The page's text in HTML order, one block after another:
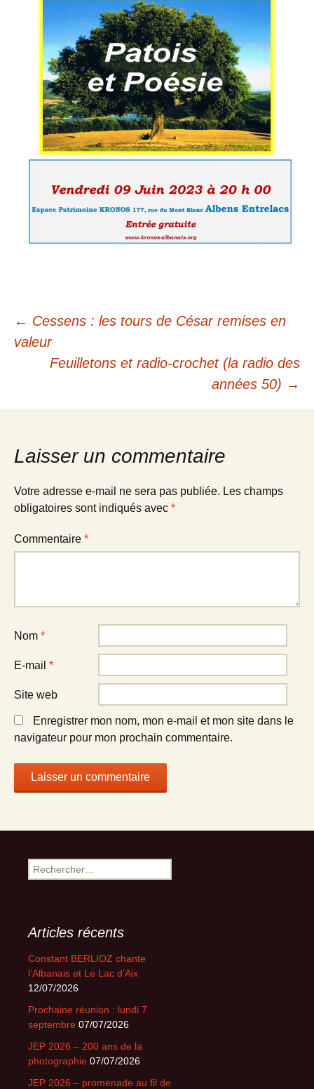
Navigation
articles
← Cessens : les tours de César remises en
valeur
Feuilletons et radio-crochet (la radio des
années 50) →
Laisser un commentaire
Votre adresse e-mail ne sera pas publiée. Les champs
obligatoires sont indiqués avec *
Commentaire *
Nom *
E-mail *
Site web
Enregistrer mon nom, mon e-mail et mon site dans le
navigateur pour mon prochain commentaire.
Rechercher :
Articles récents
Constant BERLIOZ chante
l’Albanais et Le Lac d’Aix
12/07/2026
Prochaine réunion : lundi 7
septembre 07/07/2026
JEP 2026 – 200 ans de la
photographie 07/07/2026
JEP 2026 – promenade au fil de